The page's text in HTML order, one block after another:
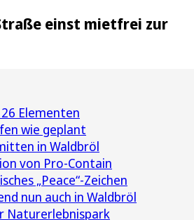
einst mietfrei zur
Elementen
wie geplant
in Waldbröl
von Pro-Contain
„Peace“-Zeichen
nun auch in Waldbröl
Naturerlebnispark